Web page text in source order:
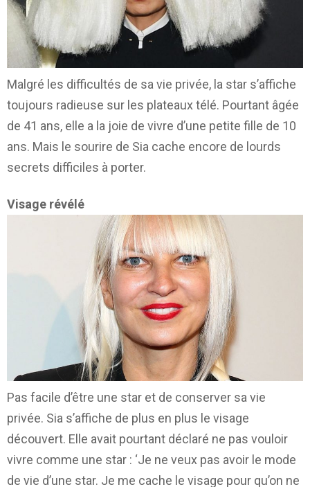
Malgré les difficultés de sa vie privée, la star s’affiche
toujours radieuse sur les plateaux télé. Pourtant âgée
de 41 ans, elle a la joie de vivre d’une petite fille de 10
ans. Mais le sourire de Sia cache encore de lourds
secrets difficiles à porter.
Visage révélé
Pas facile d’être une star et de conserver sa vie
privée. Sia s’affiche de plus en plus le visage
découvert. Elle avait pourtant déclaré ne pas vouloir
vivre comme une star : ‘Je ne veux pas avoir le mode
de vie d’une star. Je me cache le visage pour qu’on ne